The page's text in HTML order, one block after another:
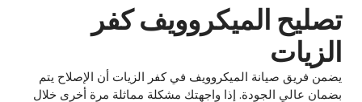
تصليح الميكروويف كفر
الزيات
يضمن فريق صيانة الميكروويف في كفر الزيات أن الإصلاح يتم
بضمان عالي الجودة. إذا واجهتك مشكلة مماثلة مرة أخرى خلال